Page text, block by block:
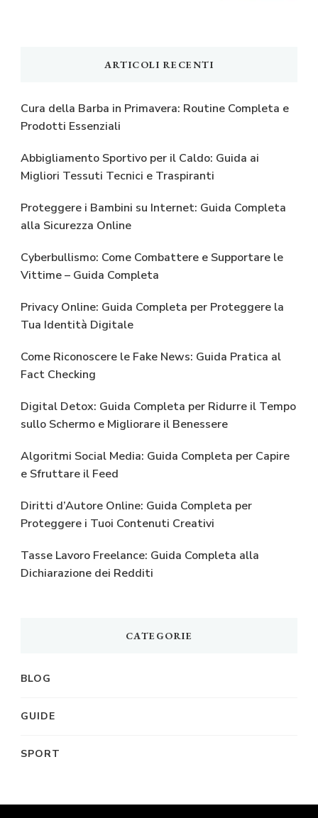
ARTICOLI RECENTI
Cura della Barba in Primavera: Routine Completa e
Prodotti Essenziali
Abbigliamento Sportivo per il Caldo: Guida ai
Migliori Tessuti Tecnici e Traspiranti
Proteggere i Bambini su Internet: Guida Completa
alla Sicurezza Online
Cyberbullismo: Come Combattere e Supportare le
Vittime – Guida Completa
Privacy Online: Guida Completa per Proteggere la
Tua Identità Digitale
Come Riconoscere le Fake News: Guida Pratica al
Fact Checking
Digital Detox: Guida Completa per Ridurre il Tempo
sullo Schermo e Migliorare il Benessere
Algoritmi Social Media: Guida Completa per Capire
e Sfruttare il Feed
Diritti d’Autore Online: Guida Completa per
Proteggere i Tuoi Contenuti Creativi
Tasse Lavoro Freelance: Guida Completa alla
Dichiarazione dei Redditi
CATEGORIE
BLOG
GUIDE
SPORT